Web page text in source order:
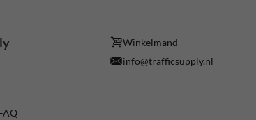
Winkelmand
info@trafficsupply.nl